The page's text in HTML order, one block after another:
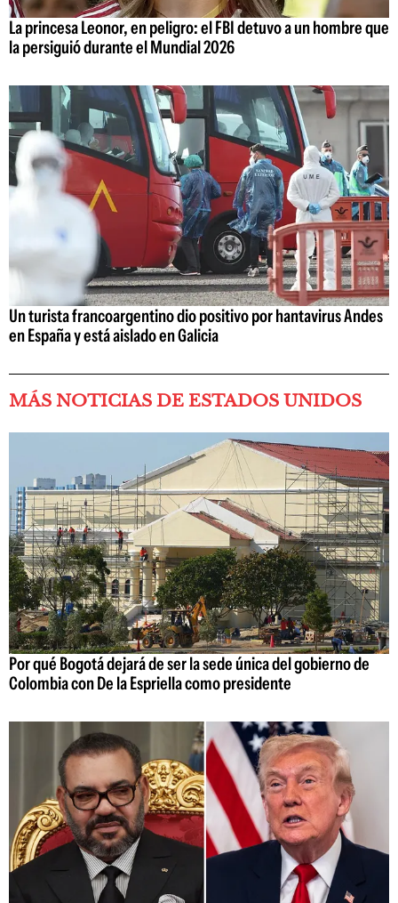
La princesa Leonor, en peligro: el FBI detuvo a un hombre que
la persiguió durante el Mundial 2026
Un turista francoargentino dio positivo por hantavirus Andes
en España y está aislado en Galicia
MÁS NOTICIAS DE ESTADOS UNIDOS
Por qué Bogotá dejará de ser la sede única del gobierno de
Colombia con De la Espriella como presidente